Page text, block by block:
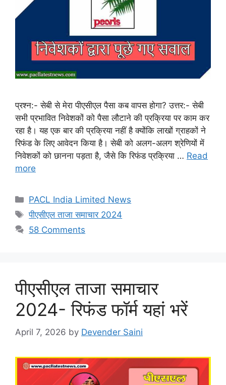
प्रश्न:- सेबी से मेरा पीएसीएल पैसा कब वापस होगा? उत्तर:- सेबी
सभी प्रभावित निवेशकों को पैसा लौटाने की प्रक्रिया पर काम कर
रहा है। यह एक बार की प्रक्रिया नहीं है क्योंकि लाखों ग्राहकों ने
रिफंड के लिए आवेदन किया है। सेबी को अलग-अलग श्रेणियों में
निवेशकों को छानना पड़ता है, जैसे कि रिफंड प्रक्रिया … Read
more
Categories
PACL India Limited News
Tags
पीएसीएल ताजा समाचार 2024
58 Comments
पीएसीएल ताजा समाचार
2024- रिफंड फॉर्म यहां भरें
April 7, 2026 by Devender Saini